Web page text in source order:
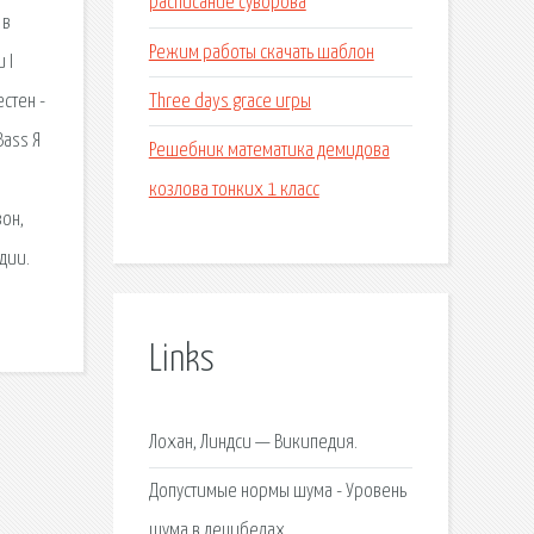
-
Я
Режим работы скачать шаблон
Three days grace игры
Решебник математика демидова
козлова тонких 1 класс
Links
Лохан, Линдси — Википедия.
Допустимые нормы шума - Уровень